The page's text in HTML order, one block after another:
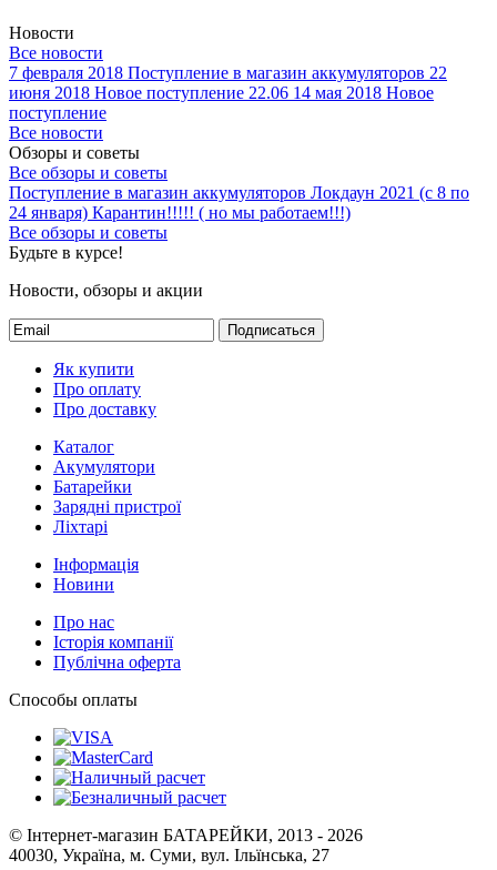
Новости
Все новости
7 февраля 2018 Поступление в магазин аккумуляторов 22
июня 2018 Новое поступление 22.06 14 мая 2018 Новое
поступление
Все новости
Обзоры и советы
Все обзоры и советы
Поступление в магазин аккумуляторов Локдаун 2021 (с 8 по
24 января) Карантин!!!!! ( но мы работаем!!!)
Все обзоры и советы
Будьте в курсе!
Новости, обзоры и акции
Подписаться
Як купити
Про оплату
Про доставку
Каталог
Акумулятори
Батарейки
Зарядні пристрої
Ліхтарі
Інформація
Новини
Про нас
Історія компанії
Публічна оферта
Способы оплаты
© Інтернет-магазин БАТАРЕЙКИ, 2013 - 2026
40030, Україна, м. Суми, вул. Ільїнська, 27